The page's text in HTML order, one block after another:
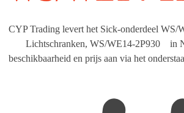
CYP Trading levert het Sick-onderdeel
Lichtschranken, WS/WE14-2P930 in
beschikbaarheid en prijs aan via het